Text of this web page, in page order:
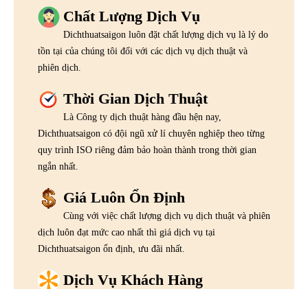
Chất Lượng Dịch Vụ
Dichthuatsaigon luôn đặt chất lượng dịch vụ là lý do
tồn tại của chúng tôi đối với các dịch vụ dịch thuật và
phiên dịch.
Thời Gian Dịch Thuật
Là Công ty dịch thuật hàng đầu hện nay,
Dichthuatsaigon có đội ngũ xử lí chuyên nghiệp theo từng
quy trình ISO riêng đảm bảo hoàn thành trong thời gian
ngắn nhất.
Giá Luôn Ổn Định
Cùng với việc chất lượng dịch vụ dịch thuật và phiên
dịch luôn đạt mức cao nhất thì giá dịch vụ tại
Dichthuatsaigon ổn định, ưu đãi nhất.
Dịch Vụ Khách Hàng